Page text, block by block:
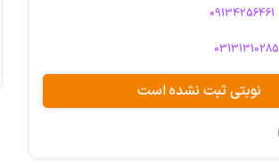
09134256461
03131310285
نوبتی ثبت نشده است